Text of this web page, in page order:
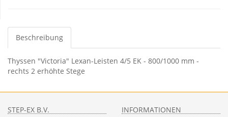
Beschreibung
Thyssen "Victoria" Lexan-Leisten 4/5 EK - 800/1000 mm -
rechts 2 erhöhte Stege
STEP-EX B.V. INFORMATIONEN